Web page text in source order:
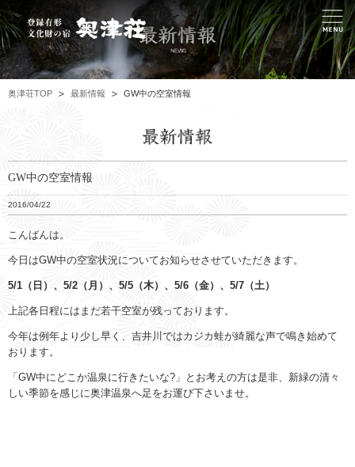
奥津荘TOP 最新情報 GW中の空室情報
GW中の空室情報
2016/04/22
こんばんは。
今日はGW中の空室状況についてお知らせさせていただきます。
5/1（日）、5/2（月）、5/5（木）、5/6（金）、5/7（土）
上記各日程にはまだ若干空室が残っております。
今年は例年より少し早く、吉井川ではカジカ蛙が綺麗な声で鳴き始めて
おります。
「GW中にどこか温泉に行きたいな?」とお考えの方は是非、新緑の清々
しい季節を感じに奥津温泉へ足をお運び下さいませ。